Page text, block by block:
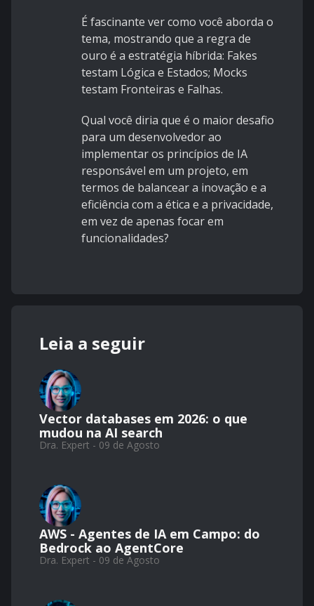
É fascinante ver como você aborda o
tema, mostrando que a regra de
ouro é a estratégia híbrida: Fakes
testam Lógica e Estados; Mocks
testam Fronteiras e Falhas.
Qual você diria que é o maior desafio
para um desenvolvedor ao
implementar os princípios de IA
responsável em um projeto, em
termos de balancear a inovação e a
eficiência com a ética e a privacidade,
em vez de apenas focar em
funcionalidades?
Leia a seguir
Vector databases em 2026: o que
mudou na AI search
Dra. Expert - 09 de Agosto
AWS - Agentes de IA em Campo: do
Bedrock ao AgentCore
Dra. Expert - 09 de Agosto